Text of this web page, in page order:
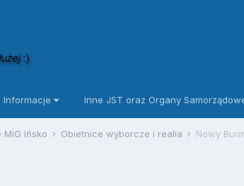
Informacje Inne JST oraz Organy
MiG Ińsko Obietnice wyborcze i realia Nowy